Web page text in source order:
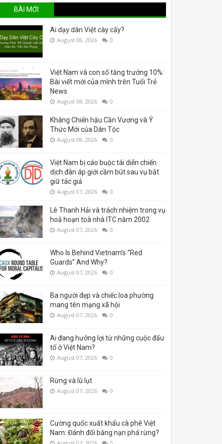
BÀI MỚI
Ai dạy dân Việt cày cấy?
August 08, 2026 0
Việt Nam và con số tăng trưởng 10%:
Bài viết mới của mình trên Tuổi Trẻ
News
August 08, 2026 0
Kháng Chiến hậu Cần Vương và Ý
Thức Mới của Dân Tộc
August 08, 2026 0
Việt Nam bị cáo buộc tái diễn chiến
dịch đàn áp giới cầm bút sau vụ bắt
giữ tác giả
August 07, 2026 0
Lê Thanh Hải và trách nhiệm trong vụ
hoả hoạn toà nhà ITC năm 2002
August 07, 2026 0
Who Is Behind Vietnam’s “Red
Guards” And Why?
August 07, 2026 0
Ba người đẹp và chiếc loa phường
mang tên mạng xã hội
August 07, 2026 0
Ai đang hưởng lợi từ những cuộc đấu
tố ở Việt Nam?
August 07, 2026 0
Rừng và lũ lụt
August 07, 2026 0
Cường quốc xuất khẩu cà phê Việt
Nam: Đánh đổi bằng nạn phá rừng?